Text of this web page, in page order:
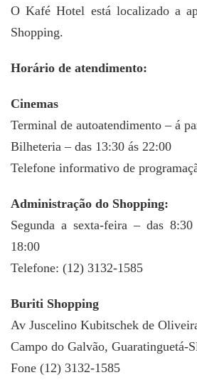
O Kafé Hotel está localizado a
Shopping.
Horário de atendimento:
Cinemas
Terminal de autoatendimento – á
Bilheteria – das 13:30 ás 22:00
Telefone informativo de
Administração do Shopping:
Segunda a sexta-feira – das
18:00
Telefone: (12) 3132-1585
Buriti Shopping
Av Juscelino Kubitschek de
Campo do Galvão, Guaratinguetá-
Fone (12) 3132-1585